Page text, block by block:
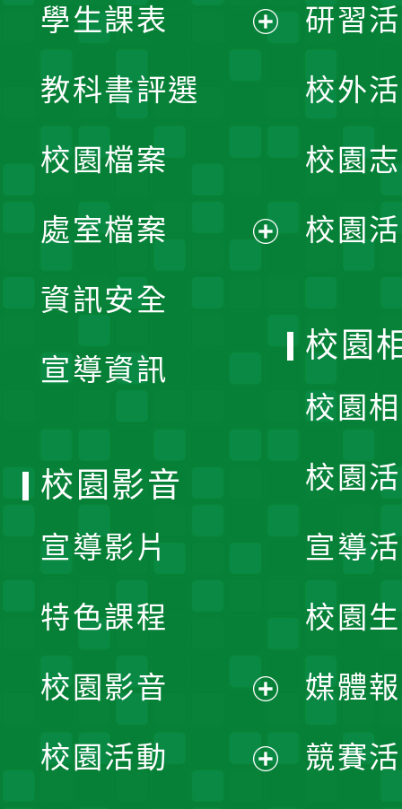
學生課表
單
教科書評選
校園檔案
處室檔案
資訊安全
宣導資訊
研習
校外
校園
校園
校園
校園
校園
宣導
校園
媒體
競賽
校園影音
宣導影片
特色課程
校園影音
開
校園活動